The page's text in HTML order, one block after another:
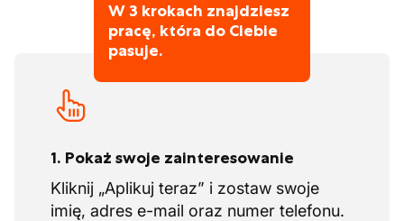
W 3 krokach znajdziesz
pracę, która do Ciebie
pasuje.
1. Pokaż swoje zainteresowanie
Kliknij „Aplikuj teraz” i zostaw swoje
imię, adres e-mail oraz numer telefonu.